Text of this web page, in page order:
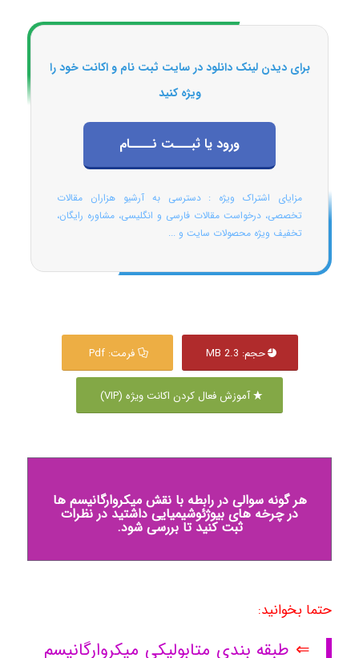
برای دیدن لینک دانلود در سایت ثبت نام و اکانت خود را
ویژه کنید
ورود یا ثبـــت نــــام
مزایای اشتراک ویژه : دسترسی به آرشیو هزاران مقالات
تخصصی، درخواست مقالات فارسی و انگلیسی، مشاوره رایگان،
تخفیف ویژه محصولات سایت و ...
حجم: 2.3 MB فرمت: Pdf
آموزش فعال کردن اکانت ویژه (VIP)
هر گونه سوالی در رابطه با نقش میکروارگانیسم ها
در چرخه های بیوژئوشیمیایی داشتید در نظرات
ثبت کنید تا بررسی شود.
حتما بخوانید:
⇐ طبقه بندی متابولیکی میکروارگانیسم